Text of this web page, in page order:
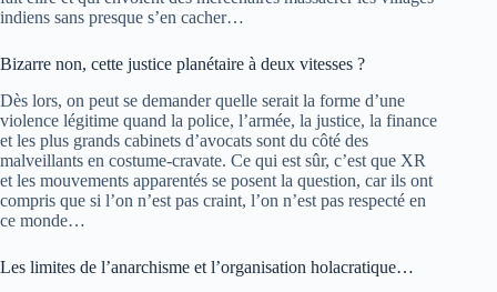
indiens sans presque s’en cacher…
Bizarre non, cette justice planétaire à deux vitesses ?
Dès lors, on peut se demander quelle serait la forme d’une
violence légitime quand la police, l’armée, la justice, la finance
et les plus grands cabinets d’avocats sont du côté des
malveillants en costume-cravate. Ce qui est sûr, c’est que XR
et les mouvements apparentés se posent la question, car ils ont
compris que si l’on n’est pas craint, l’on n’est pas respecté en
ce monde…
Les limites de l’anarchisme et l’organisation holacratique…